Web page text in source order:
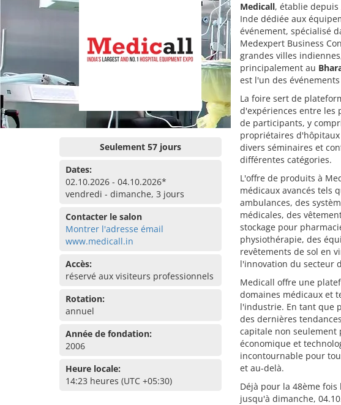
Seulement 57 jours
Dates:
02.10.2026 - 04.10.2026*
vendredi - dimanche, 3 jours
Contacter le salon
Montrer l'adresse émail
www.medicall.in
Accès:
réservé aux visiteurs professionnels
Rotation:
annuel
Année de fondation:
2006
Heure locale:
14:23 heures (UTC +05:30)
Medicall, établie depuis
Inde dédiée aux
événement, spécialisé
Medexpert Business
grandes villes
principalement au
est l'un des
La foire sert de
d'expériences entre les
de participants, y
propriétaires
divers séminaires et
différentes catégories.
L'offre de produits à
médicaux avancés tels
ambulances, des
médicales, des
stockage pour
physiothérapie, des
revêtements de sol en
l'innovation du secteur
Medicall offre une
domaines médicaux et
l'industrie. En tant que
des dernières
capitale non seulement
économique et
incontournable pour
et au-delà.
Déjà pour la 48ème
jusqu'à dimanche,